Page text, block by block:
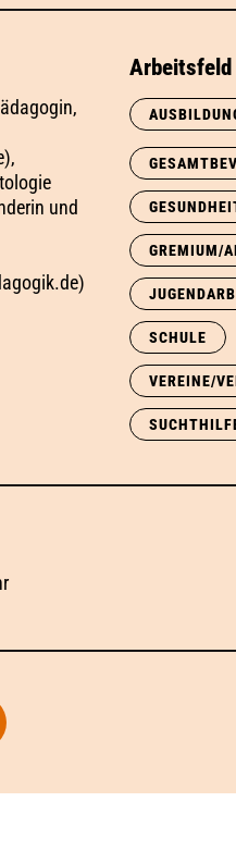
und
Arbeitsfeld
GREMIUM/
SCHULE
VEREINE/